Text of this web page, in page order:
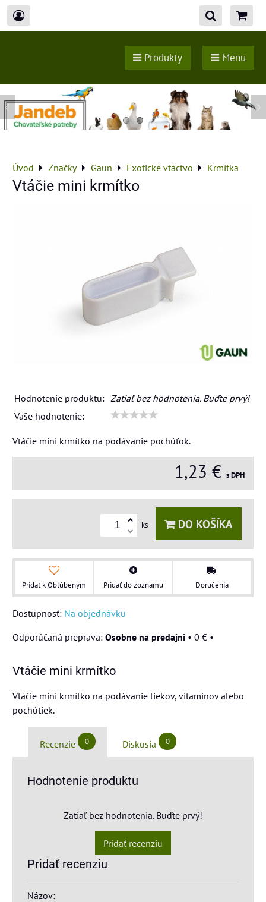
Produkty Menu
Úvod Značky Gaun Exotické vtáctvo Krmítka
Vtáčie mini krmítko
Hodnotenie produktu: Zatiaľ bez hodnotenia. Buďte prvý!
Vaše hodnotenie:
Vtáčie mini krmítko na podávanie pochúťok.
1,23 € s DPH
ks DO KOŠÍKA
Pridať k Obľúbeným Pridať do zoznamu Doručenia
Dostupnosť: Na objednávku
Osobne na predajni • 0 € •
Vtáčie mini krmítko
Vtáčie mini krmítko na podávanie liekov, vitamínov alebo
pochútiek.
Recenzie 0 Diskusia 0
Hodnotenie produktu
Zatiaľ bez hodnotenia. Buďte prvý!
Pridať recenziu
Pridať recenziu
Názov: